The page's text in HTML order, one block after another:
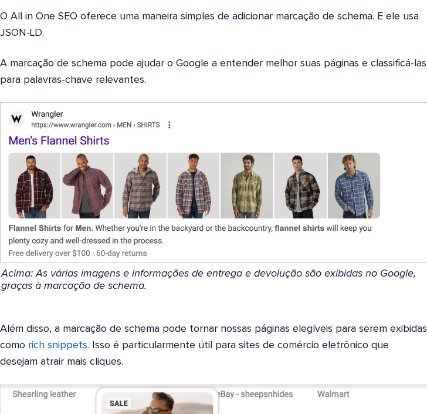
O All in One SEO oferece uma maneira simples de adicionar marcação de schema. E ele usa
JSON-LD.
A marcação de schema pode ajudar o Google a entender melhor suas páginas e classificá-las
para palavras-chave relevantes.
Acima: As várias imagens e informações de entrega e devolução são exibidas no Google,
graças à marcação de schema.
Além disso, a marcação de schema pode tornar nossas páginas elegíveis para serem exibidas
como rich snippets. Isso é particularmente útil para sites de comércio eletrônico que
desejam atrair mais cliques.